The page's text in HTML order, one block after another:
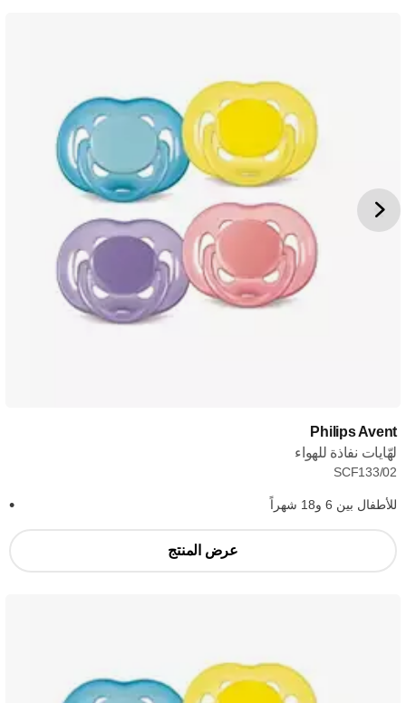
Philips Avent
لهّايات نفاذة للهواء
SCF133/02
للأطفال بين 6 و18 شهراً
عرض المنتج